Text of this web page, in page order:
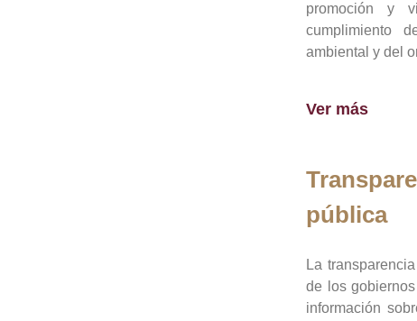
promoción y
cumplimiento
ambiental y del
Ver más
pública
La
de los
información